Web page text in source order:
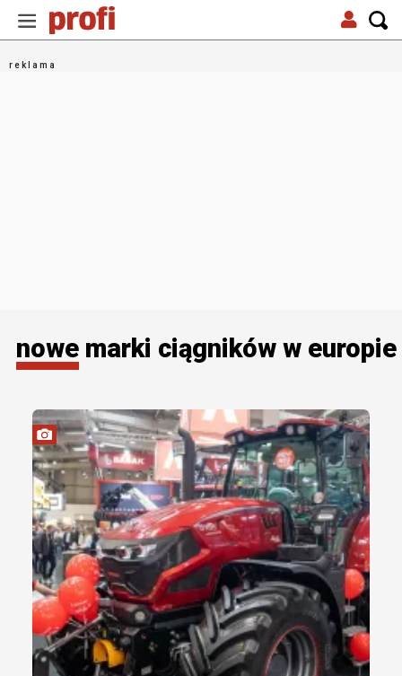
nowe marki ciągników w europie